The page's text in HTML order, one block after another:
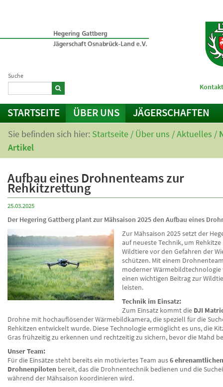
Suche
STARTSEITE ÜBER UNS JÄGERSCHAFTEN
Sie befinden sich hier: Startseite / Über uns /Aktuelles /
Artikel
Aufbau eines Drohnenteams zur
Rehkitzrettung
25.03.2025
Der Hegering Gattberg plant zur Mähsaison 2025 den Aufbau eines
Zur Mähsaison 2025 setzt der
auf neueste Technik, um
Wildtiere vor den Gefahren der
schützen. Mit einem
moderner
einen wichtigen Beitrag zur
leisten.
Technik im Einsatz:
Zum Einsatz kommt die DJI
Drohne mit hochauflösender Wärmebildkamera, die speziell für die
Rehkitzen entwickelt wurde. Diese Technologie ermöglicht es uns, die
Gras frühzeitig zu erkennen und rechtzeitig zu sichern, bevor die Mahd
Unser Team:
Für die Einsätze steht bereits ein motiviertes Team aus6 ehrenamtlichen
Drohnenpiloten bereit, das die Drohnentechnik bedienen und die
während der Mähsaison koordinieren wird.